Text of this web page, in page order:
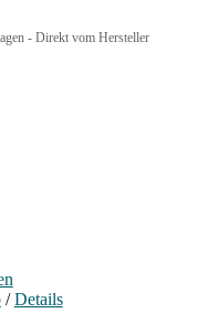
- Direkt vom Hersteller
/ Details